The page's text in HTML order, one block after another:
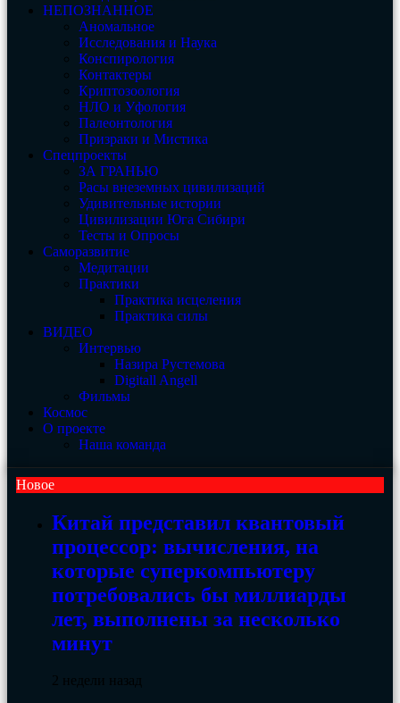
НЕПОЗНАННОЕ
Аномальное
Исследования и Наука
Конспирология
Контактеры
Криптозоология
НЛО и Уфология
Палеонтология
Призраки и Мистика
Спецпроекты
ЗА ГРАНЬЮ
Расы внеземных цивилизаций
Удивительные истории
Цивилизации Юга Сибири
Тесты и Опросы
Саморазвитие
Медитации
Практики
Практика исцеления
Практика силы
ВИДЕО
Интервью
Назира Рустемова
Digitall Angell
Фильмы
Космос
О проекте
Наша команда
Новое
Китай представил квантовый
процессор: вычисления, на
которые суперкомпьютеру
потребовались бы миллиарды
лет, выполнены за несколько
минут
2 недели назад